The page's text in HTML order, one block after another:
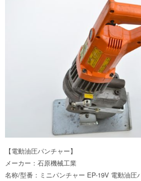
【電動油圧パンチャー】
メーカー：石原機械工業
名称/型番：ミニパンチャー EP-19V 電動油圧